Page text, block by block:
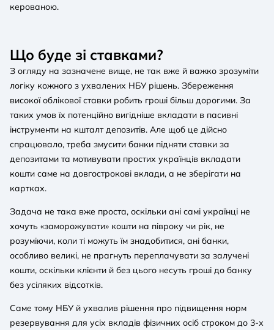
керованою.
Що буде зі ставками?
З огляду на зазначене вище, не так вже й важко зрозуміти
логіку кожного з ухвалених НБУ рішень. Збереження
високої облікової ставки робить гроші більш дорогими. За
таких умов їх потенційно вигідніше вкладати в пасивні
інструменти на кшталт депозитів. Але щоб це дійсно
спрацювало, треба змусити банки підняти ставки за
депозитами та мотивувати простих українців вкладати
кошти саме на довгострокові вклади, а не зберігати на
картках.
Задача не така вже проста, оскільки ані самі українці не
хочуть «заморожувати» кошти на півроку чи рік, не
розуміючи, коли ті можуть їм знадобитися, ані банки,
особливо великі, не прагнуть переплачувати за залучені
кошти, оскільки клієнти й без цього несуть гроші до банку
без усіляких відсотків.
Саме тому НБУ й ухвалив рішення про підвищення норм
резервування для усіх вкладів фізичних осіб строком до 3-х